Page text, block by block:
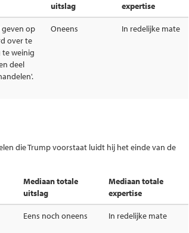
uitslag
expertise
op
over te
te weinig
deel
Oneens In redelijke mate
die Trump voorstaat luidt hij het einde van de
Mediaan totale
uitslag
Mediaan totale
expertise
Eens noch oneens In redelijke mate